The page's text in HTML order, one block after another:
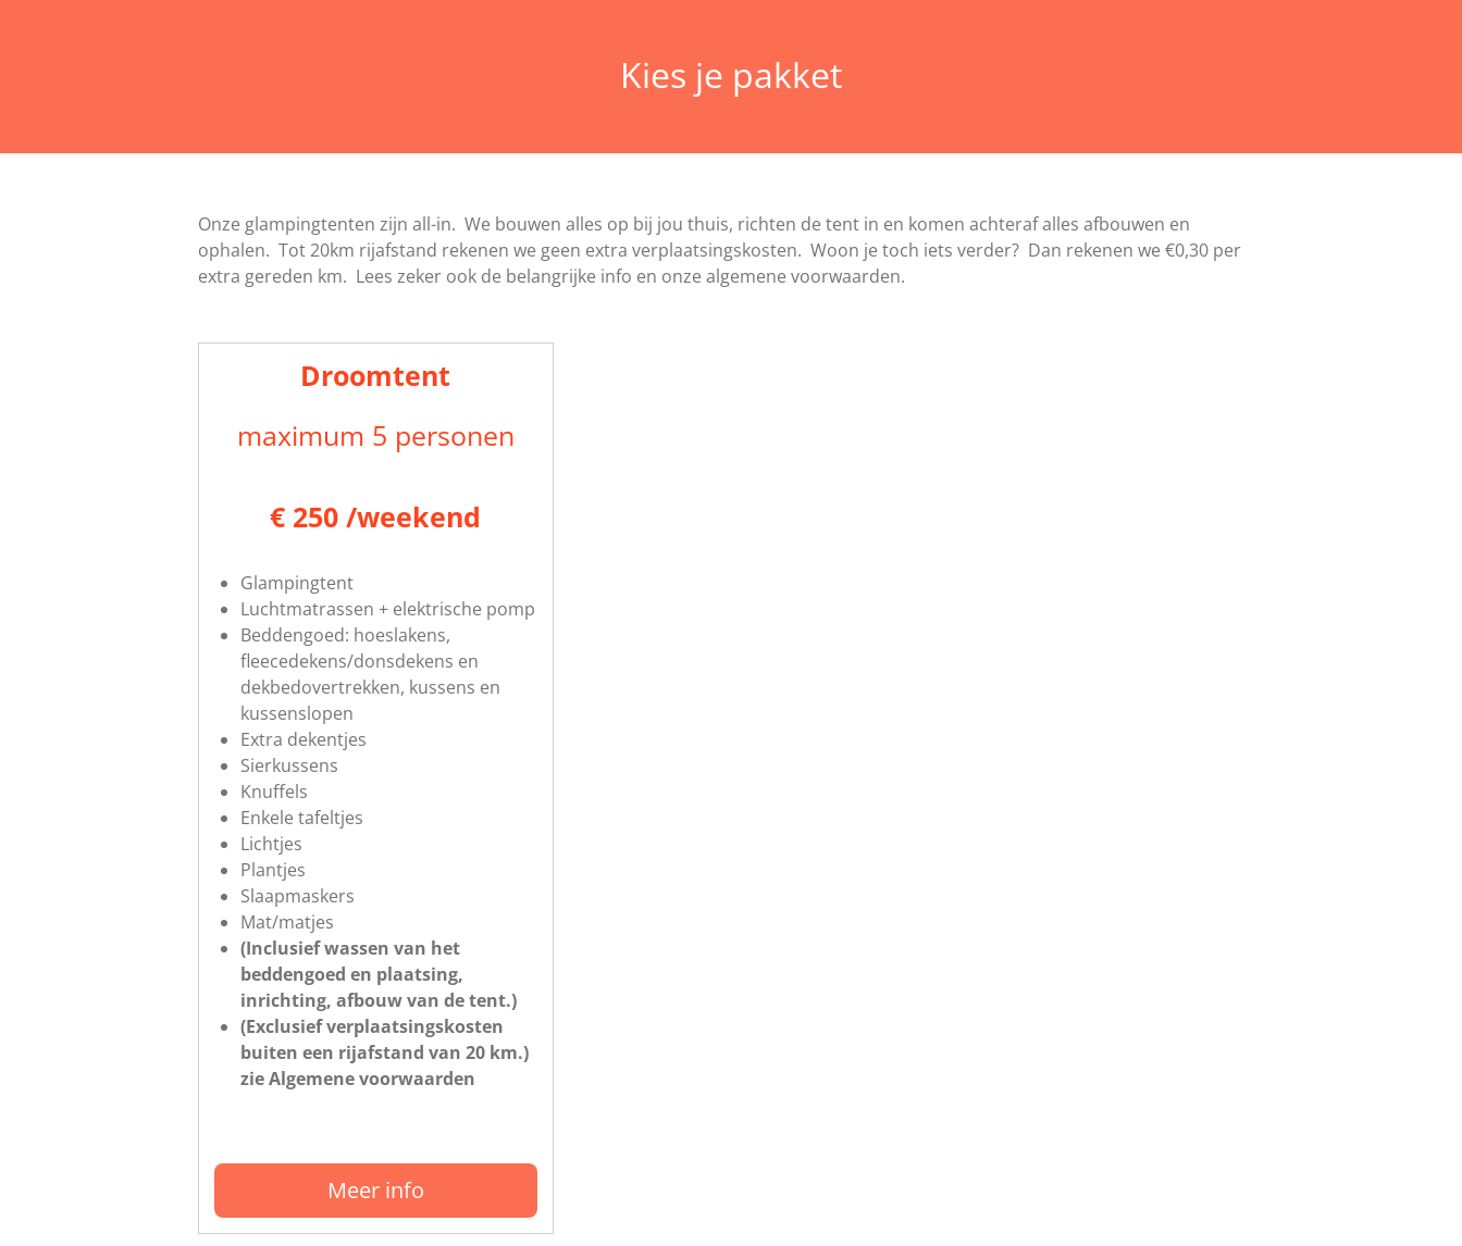
Kies je pakket
Onze glampingtenten zijn all-in. We bouwen alles op bij jou thuis, richten de tent in en komen achteraf alles afbouwen en
ophalen. Tot 20km rijafstand rekenen we geen extra verplaatsingskosten. Woon je toch iets verder? Dan rekenen we €0,30 per
extra gereden km. Lees zeker ook de belangrijke info en onze algemene voorwaarden.
Droomtent
maximum 5 personen
€ 250 /weekend
Glampingtent
Luchtmatrassen + elektrische pomp
Beddengoed: hoeslakens,
fleecedekens/donsdekens en
dekbedovertrekken, kussens en
kussenslopen
Extra dekentjes
Sierkussens
Knuffels
Enkele tafeltjes
Lichtjes
Plantjes
Slaapmaskers
Mat/matjes
(Inclusief wassen van het
beddengoed en plaatsing,
inrichting, afbouw van de tent.)
(Exclusief verplaatsingskosten
buiten een rijafstand van 20 km.)
zie Algemene voorwaarden
Meer info